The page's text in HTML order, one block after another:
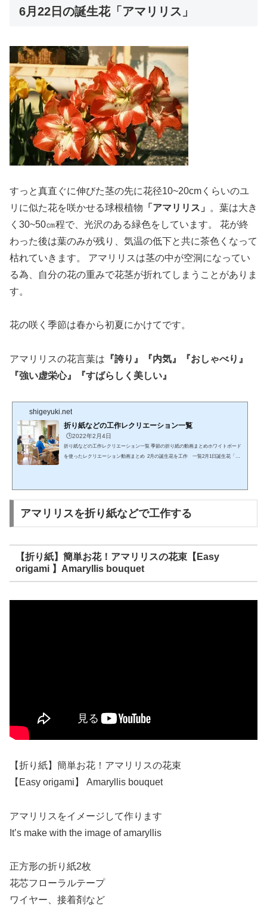
6月22日の誕生花「アマリリス」
すっと真直ぐに伸びた茎の先に花径10~20cmくらいのユ
リに似た花を咲かせる球根植物 「アマリリス」
。葉は大き
く30~50㎝程で、光沢のある緑色をしています。 花が終
わった後は葉のみが残り、気温の低下と共に茶色くなって
枯れていきます。 アマリリスは茎の中が空洞になってい
る為、自分の花の重みで花茎が折れてしまうことがありま
す。
花の咲く季節は春から初夏にかけてです。
アマリリスの花言葉は 『誇り』『内気』『おしゃべり』
『強い虚栄心』『すばらしく美しい』
shigeyuki.net
折り紙などの工作レクリエーション一覧
🕒️2022年2月4日
折り紙などの工作レクリエーション一覧 季節の折り紙の動画まとめホワイトボード
を使ったレクリエーション動画まとめ 2月の誕生花を工作 一覧2月1日誕生花「マ
誕生花「金盞花(キンセンカ)」「ストック」2月10日誕...
アマリリスを折り紙などで工作する
【折り紙】簡単お花！アマリリスの花束【Easy
origami 】Amaryllis bouquet
【折り紙】簡単お花！アマリリスの花束
【Easy origami】 Amaryllis bouquet
アマリリスをイメージして作ります
It’s make with the image of amaryllis
正方形の折り紙2枚
花芯フローラルテープ
ワイヤー、接着剤など